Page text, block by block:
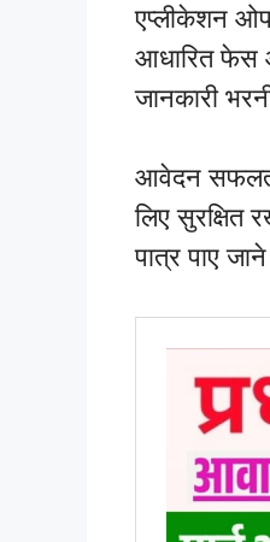
एप्लीकेशन
आधारित फेस
जानकारी
आवेदन
लिए
पात्र पाए